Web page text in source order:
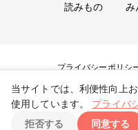
読みもの み
プライバシーポリシ
Copyright ©2026
当サイトでは、利便性向上
使用しています。
プライバ
拒否する
同意する